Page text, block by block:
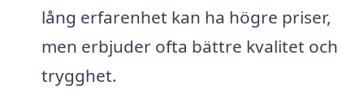
lång erfarenhet kan ha högre priser,
men erbjuder ofta bättre kvalitet och
trygghet.